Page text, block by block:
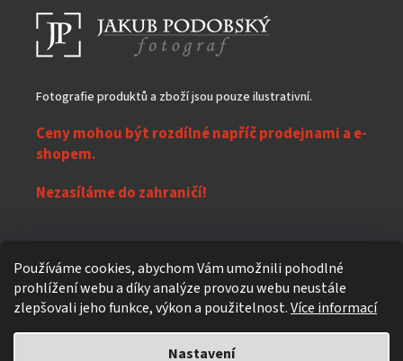
Používáme cookies, abychom Vám umožnili pohodlné
prohlížení webu a díky analýze provozu webu neustále
zlepšovali jeho funkce, výkon a použitelnost.Více informací
Nastavení
Fotografie produktů a zboží jsou pouze ilustrativní.
Ceny mohou být rozdílné napříč prodejnami a e-
shopem.
Nezasíláme do zahraničí!
Vytvořil Shoptet
eXpres nápoje. Všechna práva vyhrazena.